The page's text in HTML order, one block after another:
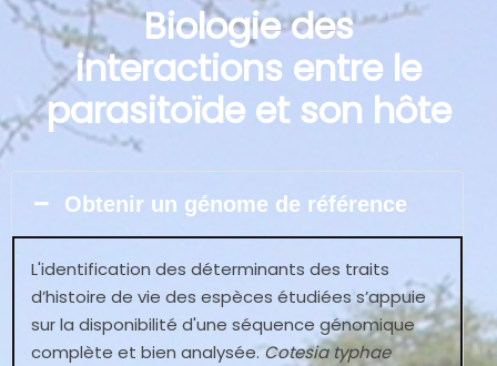
Biologie des
interactions entre le
parasitoïde et son hôte
Obtenir un génome de référence
L'identification des déterminants des traits
d’histoire de vie des espèces étudiées s’appuie
sur la disponibilité d'une séquence génomique
complète et bien analysée.Cotesia typhae